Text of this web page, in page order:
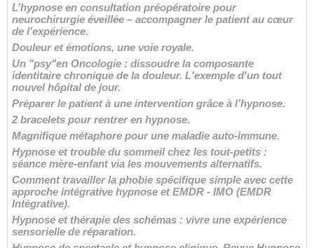
L’hypnose en consultation préopératoire pour
neurochirurgie éveillée – accompagner le patient au cœur
de l’expérience.
Douleur et émotions, une voie royale.
Un "psy"en Oncologie : dissoudre la composante
identitaire chronique de la douleur. L'exemple d'un tout
nouvel hôpital de jour.
Préparer le patient à une intervention grâce à l’hypnose.
2 bracelets pour rentrer en hypnose.
Magnifique métaphore pour une maladie auto-immune.
Hypnose et trouble du sommeil chez les tout-petits :
séance mère-enfant via les mouvements alternatifs.
Comment travailler la phobie spécifique simple avec cette
approche intégrative hypnose et EMDR - IMO (EMDR
Intégrative).
Hypnose et thérapie des schémas : vivre une expérience
sensorielle de réparation.